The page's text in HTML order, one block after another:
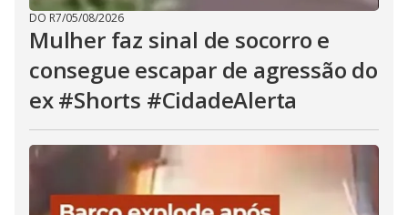
DO R7/05/08/2026
Mulher faz sinal de socorro e
consegue escapar de agressão do
ex #Shorts #CidadeAlerta